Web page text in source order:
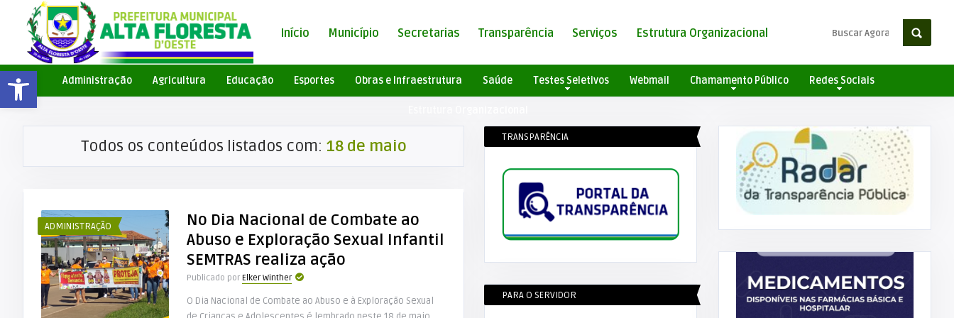
Barra de Ferramentas Aberta
Início Município Secretarias Transparência Serviços Estrutura Organizacional
Administração Agricultura Educação Esportes Obras e Infraestrutura Saúde Testes Seletivos Webmail Chamamento Público Redes Sociais
Todos os conteúdos listados com: 18 de maio
ADMINISTRAÇÃO
No Dia Nacional de Combate ao
Abuso e Exploração Sexual Infantil
SEMTRAS realiza ação
Publicado por Elker Winther
O Dia Nacional de Combate ao Abuso e à Exploração Sexual
TRANSPARÊNCIA
PARA O SERVIDOR